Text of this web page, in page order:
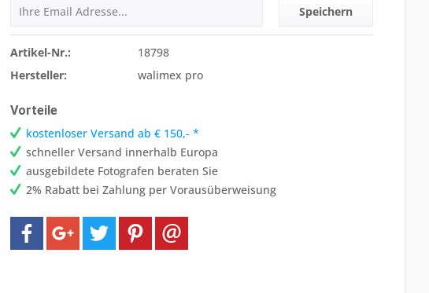
Speichern
Artikel-Nr.:
18798
Hersteller:
walimex pro
Vorteile
kostenloser Versand ab € 150,- *
schneller Versand innerhalb Europa
ausgebildete Fotografen beraten Sie
2% Rabatt bei Zahlung per Vorausüberweisung